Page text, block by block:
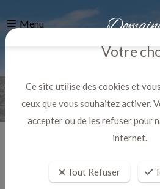
Menu
Votre
Ce site utilise des cookies et
ceux que vous souhaitez activer.
accepter ou de les refuser pour
internet.
Tout Refuser